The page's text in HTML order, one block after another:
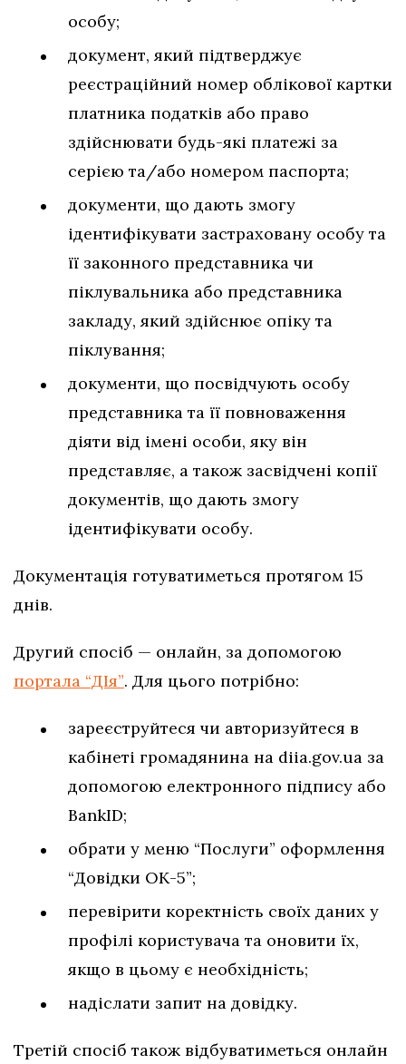
особу;
документ, який підтверджує
реєстраційний номер облікової картки
платника податків або право
здійснювати будь-які платежі за
серією та/або номером паспорта;
документи, що дають змогу
ідентифікувати застраховану особу та
її законного представника чи
піклувальника або представника
закладу, який здійснює опіку та
піклування;
документи, що посвідчують особу
представника та її повноваження
діяти від імені особи, яку він
представляє, а також засвідчені копії
документів, що дають змогу
ідентифікувати особу.
Документація готуватиметься протягом 15
днів.
Другий спосіб — онлайн, за допомогою
портала “ДІя”. Для цього потрібно:
зареєструйтеся чи авторизуйтеся в
кабінеті громадянина на diia.gov.ua за
допомогою електронного підпису або
BankID;
обрати у меню “Послуги” оформлення
“Довідки ОК-5”;
перевірити коректність своїх даних у
профілі користувача та оновити їх,
якщо в цьому є необхідність;
надіслати запит на довідку.
Третій спосіб також відбуватиметься онлайн